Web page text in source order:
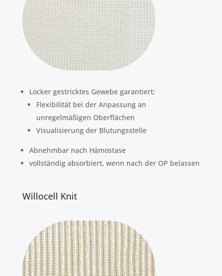
Locker gestricktes Gewebe garantiert:
Flexibilität bei der Anpassung an
unregelmäßigen Oberflächen
Visualisierung der Blutungsstelle
Abnehmbar nach Hämostase
vollständig absorbiert, wenn nach der OP belassen
Willocell Knit